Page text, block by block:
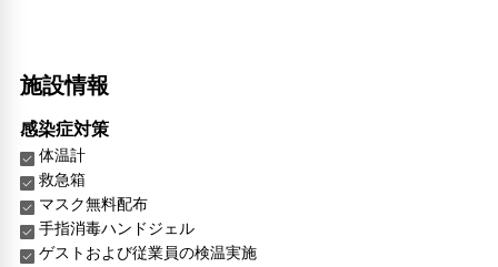
施設情報
感染症対策
体温計
救急箱
マスク無料配布
手指消毒ハンドジェル
ゲストおよび従業員の検温実施